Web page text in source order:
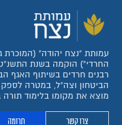
עמותת "נצח יהודה" (המוכרת
רבנים חרדים בשיתוף האגף
הביטחון וצה"ל, במטרה לספק
מוצא את מקומו בלימוד תורה
צרו קשר תרומה